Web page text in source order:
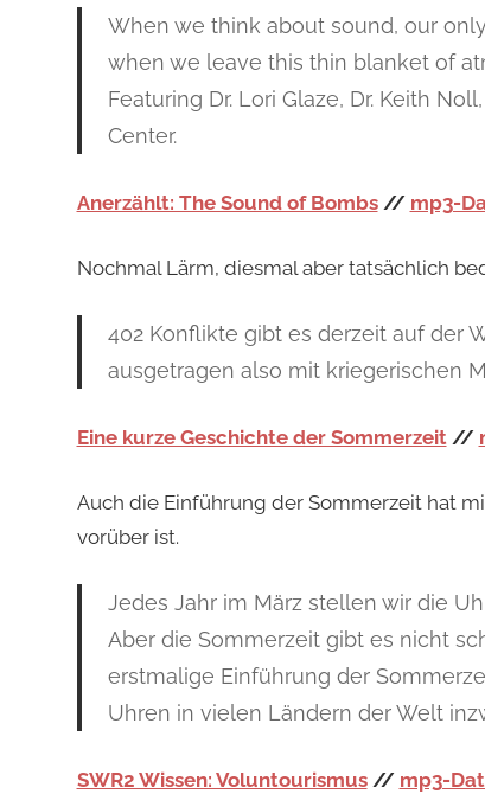
When we think about sound, our
when we leave this thin blanket of
Featuring Dr. Lori Glaze, Dr. Keith
Center.
Anerzählt: The Sound of Bombs// mp3-
Nochmal Lärm, diesmal aber tatsächlich
402 Konflikte gibt es derzeit auf der
ausgetragen also mit kriegerischen
Eine kurze Geschichte der Sommerzeit//
Auch die Einführung der Sommerzeit hat
vorüber ist.
Jedes Jahr im März stellen wir die
Aber die Sommerzeit gibt es nicht
erstmalige Einführung der
Uhren in vielen Ländern der Welt
SWR2 Wissen: Voluntourismus// mp3-